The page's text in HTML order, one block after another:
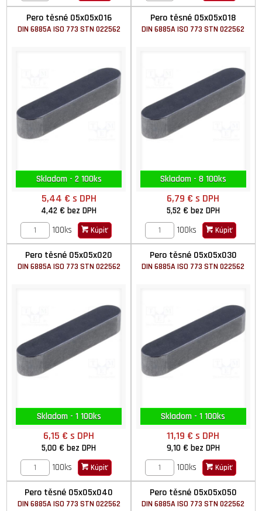
Pero těsné 05x05x016
DIN 6885A ISO 773 STN 022562
Skladom - 2 100ks
5,44 € s DPH
4,42 €bez DPH
100ks
Kúpiť
Pero těsné 05x05x018
DIN 6885A ISO 773 STN 022562
Skladom - 8 100ks
6,79 €s DPH
5,52 € bez DPH
100ks
Kúpiť
Pero těsné 05x05x020
DIN 6885A ISO 773 STN 022562
Skladom - 1 100ks
6,15 €s DPH
5,00 €bez DPH
100ks
Kúpiť
Pero těsné 05x05x030
DIN 6885A ISO 773 STN 022562
Skladom - 1 100ks
11,19 €s DPH
9,10 € bez DPH
100ks
Kúpiť
Pero těsné 05x05x040
DIN 6885A ISO 773 STN 022562
Pero těsné 05x05x050
DIN 6885A ISO 773 STN 022562